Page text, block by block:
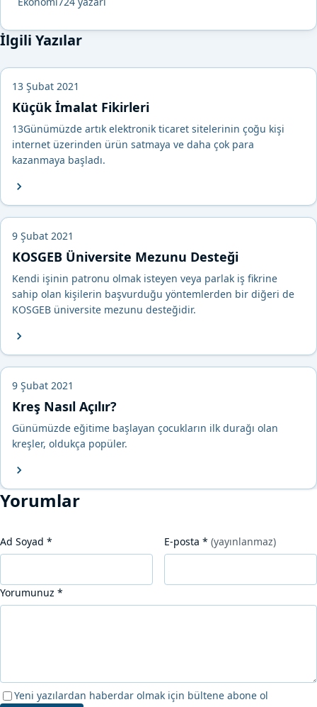
İlgili Yazılar
13 Şubat 2021
Küçük İmalat Fikirleri
13Günümüzde artık elektronik ticaret sitelerinin çoğu kişi
internet üzerinden ürün satmaya ve daha çok para
kazanmaya başladı.
9 Şubat 2021
KOSGEB Üniversite Mezunu Desteği
Kendi işinin patronu olmak isteyen veya parlak iş fikrine
sahip olan kişilerin başvurduğu yöntemlerden bir diğeri de
KOSGEB üniversite mezunu desteğidir.
9 Şubat 2021
Kreş Nasıl Açılır?
Günümüzde eğitime başlayan çocukların ilk durağı olan
kreşler, oldukça popüler.
Yorumlar
Ad Soyad * E-posta * (yayınlanmaz)
Yorumunuz *
Yeni yazılardan haberdar olmak için bültene abone ol